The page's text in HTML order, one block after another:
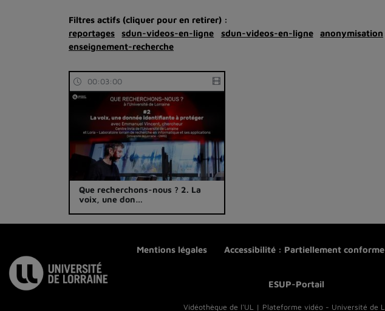
Filtres actifs (cliquer pour en retirer) :
reportages
sdun-videos-en-ligne sdun-videos-en-ligne anonymisation
enseignement-recherche
00:03:00
Que recherchons-nous ? 2. La
voix, une don…
Mentions légales Accessibilité : Partiellement conforme
ESUP-Portail
Vidéothèque de l'UL | Plateforme vidéo - Université de